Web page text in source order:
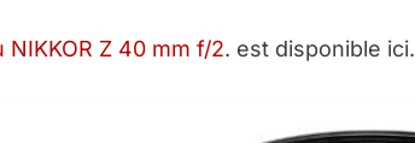
NIKKOR Z 40 mm f/2. est disponible ici.